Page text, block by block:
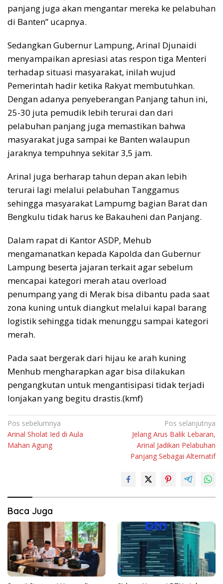
panjang juga akan mengantar mereka ke pelabuhan
di Banten” ucapnya.
Sedangkan Gubernur Lampung, Arinal Djunaidi
menyampaikan apresiasi atas respon tiga Menteri
terhadap situasi masyarakat, inilah wujud
Pemerintah hadir ketika Rakyat membutuhkan.
Dengan adanya penyeberangan Panjang tahun ini,
25-30 juta pemudik lebih terurai dan dari
pelabuhan panjang juga memastikan bahwa
masyarakat juga sampai ke Banten walaupun
jaraknya tempuhnya sekitar 3,5 jam.
Arinal juga berharap tahun depan akan lebih
terurai lagi melalui pelabuhan Tanggamus
sehingga masyarakat Lampumg bagian Barat dan
Bengkulu tidak harus ke Bakauheni dan Panjang.
Dalam rapat di Kantor ASDP, Mehub
mengamanatkan kepada Kapolda dan Gubernur
Lampung beserta jajaran terkait agar sebelum
mencapai kategori merah atau overload
penumpang yang di Merak bisa dibantu pada saat
zona kuning untuk diangkut melalui kapal barang
logistik sehingga tidak menunggu sampai kategori
merah.
Pada saat bergerak dari hijau ke arah kuning
Menhub mengharapkan agar bisa dilakukan
pengangkutan untuk mengantisipasi tidak terjadi
lonjakan yang begitu drastis.(kmf)
Navigasi
pos
Pos sebelumnya
Arinal Sholat Ied di Aula
Mahan Agung
Pos selanjutnya
Jelang Arus Balik Lebaran,
Arinal Jadikan Pelabuhan
Panjang Sebagai Alternatif
Baca Juga